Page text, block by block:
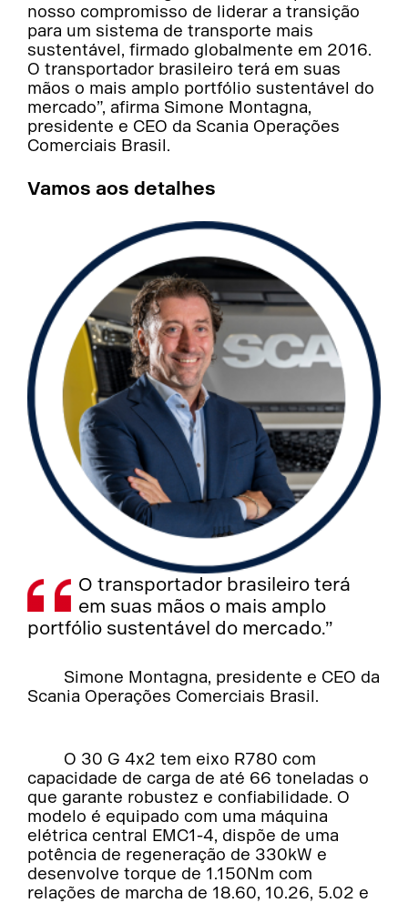
nosso compromisso de liderar a transição
para um sistema de transporte mais
sustentável, firmado globalmente em 2016.
O transportador brasileiro terá em suas
mãos o mais amplo portfólio sustentável do
mercado”, afirma Simone Montagna,
presidente e CEO da Scania Operações
Comerciais Brasil.
Vamos aos detalhes
O transportador brasileiro terá
em suas mãos o mais amplo
portfólio sustentável do mercado.”
Simone Montagna, presidente e CEO da
Scania Operações Comerciais Brasil.
O 30 G 4x2 tem eixo R780 com
capacidade de carga de até 66 toneladas o
que garante robustez e confiabilidade. O
modelo é equipado com uma máquina
elétrica central EMC1-4, dispõe de uma
potência de regeneração de 330kW e
desenvolve torque de 1.150Nm com
relações de marcha de 18.60, 10.26, 5.02 e